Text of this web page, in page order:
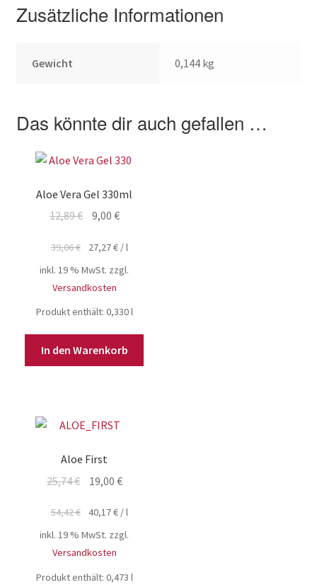
Zusätzliche Informationen
Gewicht 0,144 kg
Das könnte dir auch gefallen …
Aloe Vera Gel 330ml
12,89€ Ursprünglicher
war:
12,89 €
9,00 €Aktueller
ist:
9,00 €.
39,06€ 27,27€ /l
inkl. 19 % MwSt. zzgl.
Versandkosten
Produkt enthält: 0,330l
In den Warenkorb
Aloe First
25,74€ Ursprünglicher
war:
25,74 €
19,00 €Aktueller
ist:
19,00 €.
54,42€ 40,17€ /l
inkl. 19 % MwSt. zzgl.
Versandkosten
Produkt enthält: 0,473 l